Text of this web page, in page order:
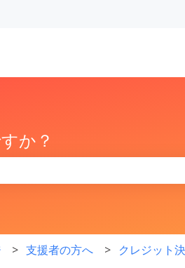
メニューを表示
か？
支援者の方へ クレジット